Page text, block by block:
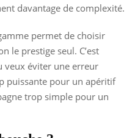
davantage de complexité.
permet de choisir
le prestige seul. C’est
veux éviter une erreur
puissante pour un apéritif
trop simple pour un